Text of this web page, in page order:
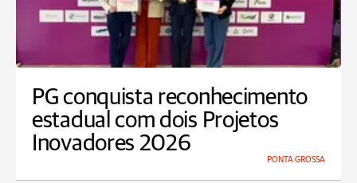
PG conquista reconhecimento
estadual com dois Projetos
Inovadores 2026
PONTA GROSSA